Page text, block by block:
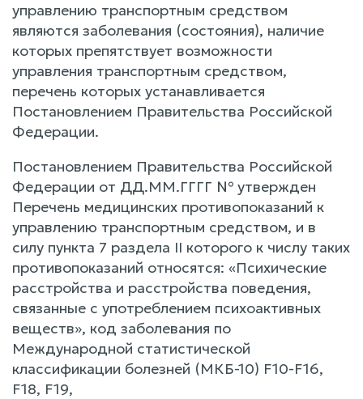
управлению транспортным средством
являются заболевания (состояния), наличие
которых препятствует возможности
управления транспортным средством,
перечень которых устанавливается
Постановлением Правительства Российской
Федерации.
Постановлением Правительства Российской
Федерации от ДД.ММ.ГГГГ № утвержден
Перечень медицинских противопоказаний к
управлению транспортным средством, и в
силу пункта 7 раздела II которого к числу таких
противопоказаний относятся: «Психические
расстройства и расстройства поведения,
связанные с употреблением психоактивных
веществ», код заболевания по
Международной статистической
классификации болезней (МКБ-10) F10-F16,
F18, F19,